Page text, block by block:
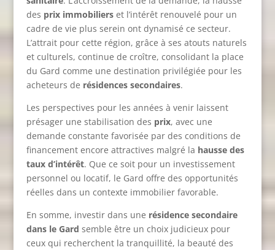
des prix immobilierset l’intérêt renouvelé pour un
cadre de vie plus serein ont dynamisé ce secteur.
L’attrait pour cette région, grâce à ses atouts naturels
et culturels, continue de croître, consolidant la place
du Gard comme une destination privilégiée pour les
acheteurs de résidences secondaires.
Les perspectives pour les années à venir laissent
présager une stabilisation des prix, avec une
demande constante favorisée par des conditions de
financement encore attractives malgré la hausse des
taux d’intérêt. Que ce soit pour un investissement
personnel ou locatif, le Gard offre des opportunités
réelles dans un contexte immobilier favorable.
En somme, investir dans une résidence secondaire
dans le Gard semble être un choix judicieux pour
ceux qui recherchent la tranquillité, la beauté des